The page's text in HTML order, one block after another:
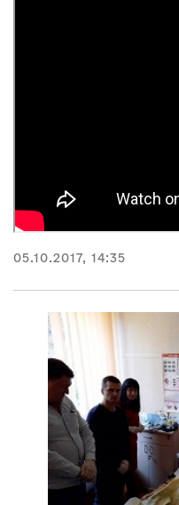
05.10.2017, 14:35